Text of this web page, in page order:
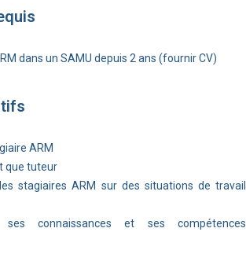
dans un SAMU depuis 2 ans (fournir CV)
ARM
que tuteur
stagiaires ARM sur des situations de travail
ses connaissances et ses compétences